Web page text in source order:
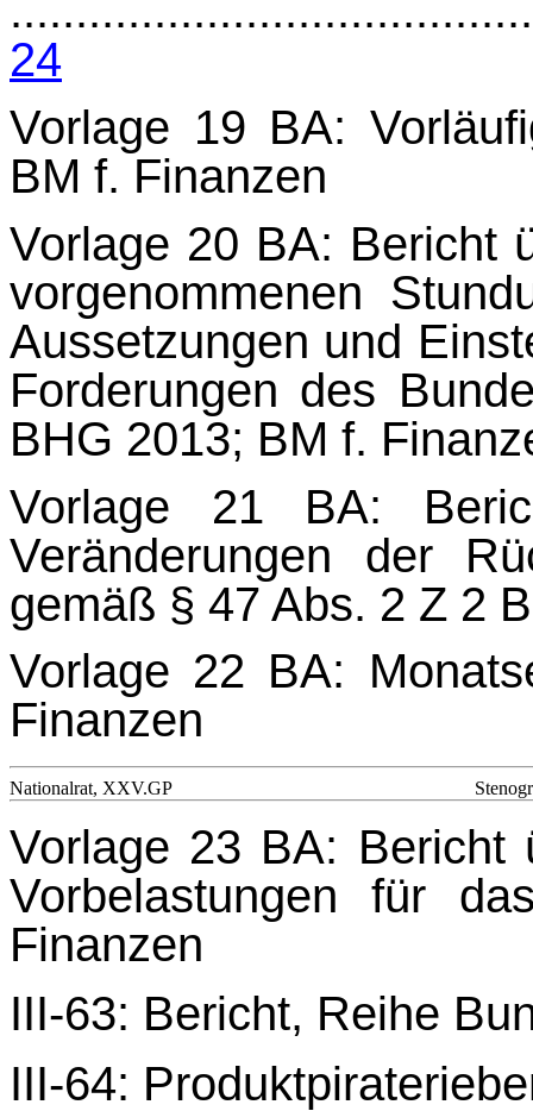
24
Vorlage 19 BA:
BM f. Finanzen
Vorlage 20 BA: Bericht
vorgenommenen
Aussetzungen und
Forderungen des
BHG 2013; BM f.
Vorlage 21 BA:
Veränderungen der
gemäß § 47 Abs. 2 Z 2
Vorlage 22 BA:
Finanzen
Nationalrat, XXV.GP
Vorlage 23 BA: Bericht
Vorbelastungen für
Finanzen
III-63: Bericht, Reihe
III-64: